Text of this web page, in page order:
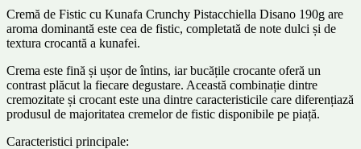
Cremă de Fistic cu Kunafa Crunchy Pistacchiella Disano 190g are
aroma dominantă este cea de fistic, completată de note dulci și de
textura crocantă a kunafei.
Crema este fină și ușor de întins, iar bucățile crocante oferă un
contrast plăcut la fiecare degustare. Această combinație dintre
cremozitate și crocant este una dintre caracteristicile care diferențiază
produsul de majoritatea cremelor de fistic disponibile pe piață.
Caracteristici principale: